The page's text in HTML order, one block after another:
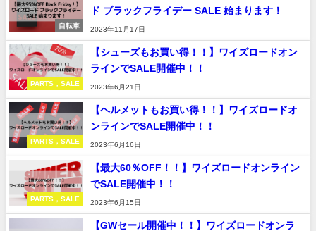
自転車
ド ブラックフライデー SALE 始まります！
2023年11月17日
PARTS，SALE
【シューズもお買い得！！】ワイズロードオン
ラインでSALE開催中！！
2023年6月21日
PARTS，SALE
【ヘルメットもお買い得！！】ワイズロードオ
ンラインでSALE開催中！！
2023年6月16日
PARTS，SALE
【最大60％OFF！！】ワイズロードオンライン
でSALE開催中！！
2023年6月15日
【GWセール開催中！！】ワイズロードオンラ